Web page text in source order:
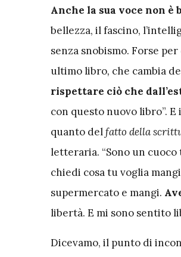
Anche la sua voce non è
bellezza, il fascino,
senza snobismo. Forse
ultimo libro, che cambia
rispettare ciò che
con questo nuovo libro”.
quanto delfatto della
letteraria. “Sono un
chiedi cosa tu voglia
supermercato e mangi.
libertà. E mi sono sentito
Dicevamo, il punto di